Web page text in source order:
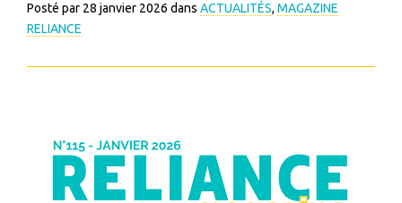
Posté par 28 janvier 2026 dans ACTUALITÉS, MAGAZINE
RELIANCE